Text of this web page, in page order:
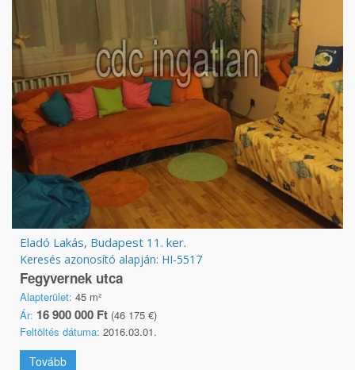
Eladó Lakás, Budapest 11. ker.
Keresés azonosító alapján: HI-5517
Fegyvernek utca
Alapterület: 45 m²
Ár: 16 900 000 Ft (46 175 €)
Feltöltés dátuma: 2016.03.01.
Tovább